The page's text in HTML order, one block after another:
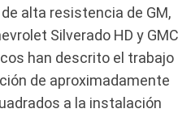
alta resistencia de GM,
Silverado HD y GMC
han descrito el trabajo
de aproximadamente
a la instalación